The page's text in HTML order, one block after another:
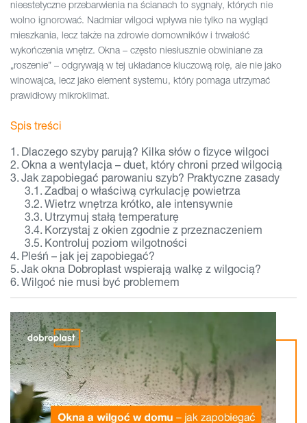
nieestetyczne przebarwienia na ścianach to sygnały, których nie
wolno ignorować. Nadmiar wilgoci wpływa nie tylko na wygląd
mieszkania, lecz także na zdrowie domowników i trwałość
wykończenia wnętrz. Okna – często niesłusznie obwiniane za
„roszenie” – odgrywają w tej układance kluczową rolę, ale nie jako
winowajca, lecz jako element systemu, który pomaga utrzymać
prawidłowy mikroklimat.
Spis treści
Dlaczego szyby parują? Kilka słów o fizyce wilgoci
Okna a wentylacja – duet, który chroni przed wilgocią
Jak zapobiegać parowaniu szyb? Praktyczne zasady
Zadbaj o właściwą cyrkulację powietrza
Wietrz wnętrza krótko, ale intensywnie
Utrzymuj stałą temperaturę
Korzystaj z okien zgodnie z przeznaczeniem
Kontroluj poziom wilgotności
Pleśń – jak jej zapobiegać?
Jak okna Dobroplast wspierają walkę z wilgocią?
Wilgoć nie musi być problemem